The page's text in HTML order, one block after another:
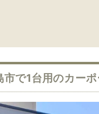
市で1台用のカー